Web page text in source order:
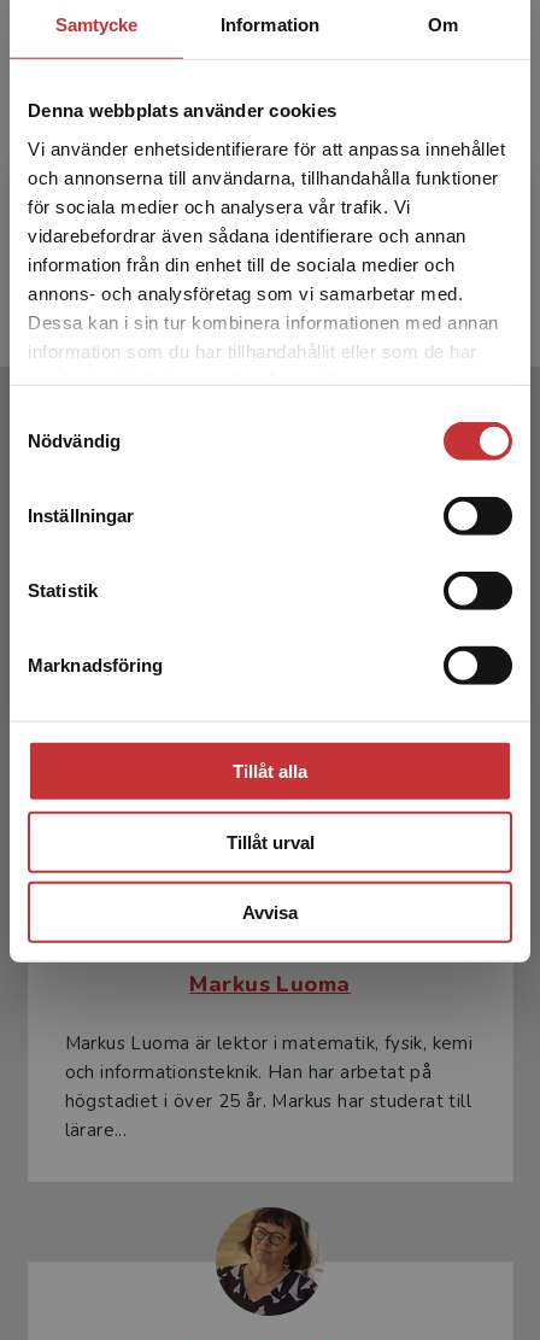
Samtycke Information Om
Denna webbplats använder cookies
Vi använder enhetsidentifierare för att anpassa innehållet
och annonserna till användarna, tillhandahålla funktioner
för sociala medier och analysera vår trafik. Vi
vidarebefordrar även sådana identifierare och annan
information från din enhet till de sociala medier och
annons- och analysföretag som vi samarbetar med.
Dessa kan i sin tur kombinera informationen med annan
information som du har tillhandahållit eller som de har
Nödvändig
Inställningar
Statistik
Marknadsföring
Tillåt alla
Tillåt urval
Avvisa
Begränsad fraktregion
Det verkar som att du besöker
studentlitteratur.se via en enhet utanför Sverige.
Vi erbjuder inte leveranser utanför Sverige. För
att kunna slutföra ett köp måste
-Tryckt bok + Digital lärarlicens
36 mån
Heinonen, Martti m. fl.
1 216 kr
inkl. moms
Exkl. moms: 1 147 kr
- Tryckt
1 216 kr
Exkl.
Martti Heinonen är doktor i pedagogik. Han har
Markus Luoma
Markus Luoma är lektor i matematik, fysik, kemi
och informationsteknik. Han har arbetat på
högstadiet i över 25 år. Markus har studerat till
lärare...